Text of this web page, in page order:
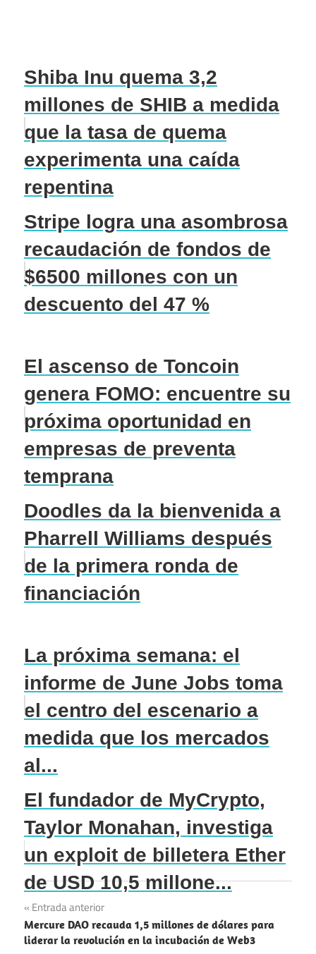
Shiba Inu quema 3,2
millones de SHIB a medida
que la tasa de quema
experimenta una caída
repentina
Stripe logra una asombrosa
recaudación de fondos de
$6500 millones con un
descuento del 47 %
El ascenso de Toncoin
genera FOMO: encuentre su
próxima oportunidad en
empresas de preventa
temprana
Doodles da la bienvenida a
Pharrell Williams después
de la primera ronda de
financiación
La próxima semana: el
informe de June Jobs toma
el centro del escenario a
medida que los mercados
al...
El fundador de MyCrypto,
Taylor Monahan, investiga
un exploit de billetera Ether
de USD 10,5 millone...
Navegación
de
Entrada anterior
Mercure DAO recauda 1,5 millones de dólares para
liderar la revolución en la incubación de Web3